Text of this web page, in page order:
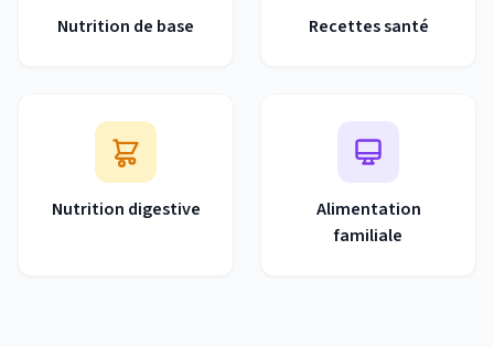
Nutrition de base Recettes santé
Nutrition digestive
Alimentation
familiale